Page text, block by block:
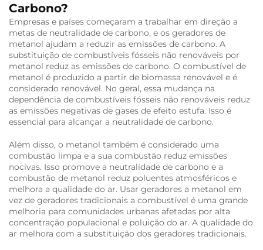
Carbono?
Empresas e países começaram a trabalhar em direção a
metas de neutralidade de carbono, e os geradores de
metanol ajudam a reduzir as emissões de carbono. A
substituição de combustíveis fósseis não renováveis por
metanol reduz as emissões de carbono. O combustível de
metanol é produzido a partir de biomassa renovável e é
considerado renovável. No geral, essa mudança na
dependência de combustíveis fósseis não renováveis reduz
as emissões negativas de gases de efeito estufa. Isso é
essencial para alcançar a neutralidade de carbono.
Além disso, o metanol também é considerado uma
combustão limpa e a sua combustão reduz emissões
nocivas. Isso promove a neutralidade de carbono e a
combustão de metanol reduz poluentes atmosféricos e
melhora a qualidade do ar. Usar geradores a metanol em
vez de geradores tradicionais a combustível é uma grande
melhoria para comunidades urbanas afetadas por alta
concentração populacional e poluição do ar. A qualidade do
ar melhora com a substituição dos geradores tradicionais.